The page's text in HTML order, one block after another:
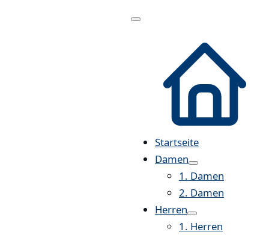
Menü
Startseite
Damen
1. Damen
2. Damen
Herren
1. Herren